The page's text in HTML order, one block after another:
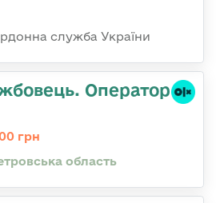
служба України
Оператор
грн
область